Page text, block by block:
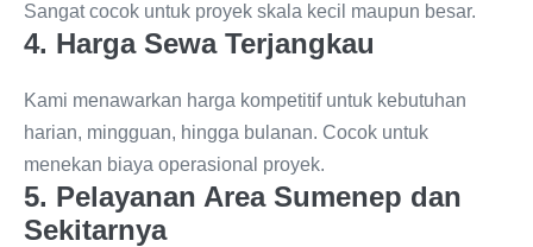
Sangat cocok untuk proyek skala kecil maupun besar.
4. Harga Sewa Terjangkau
Kami menawarkan harga kompetitif untuk kebutuhan
harian, mingguan, hingga bulanan. Cocok untuk
menekan biaya operasional proyek.
5. Pelayanan Area Sumenep dan
Sekitarnya